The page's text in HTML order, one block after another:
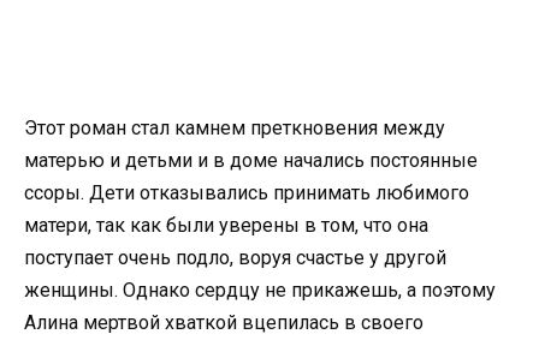
Этот роман стал камнем преткновения между
матерью и детьми и в доме начались постоянные
ссоры. Дети отказывались принимать любимого
матери, так как были уверены в том, что она
поступает очень подло, воруя счастье у другой
женщины. Однако сердцу не прикажешь, а поэтому
Алина мертвой хваткой вцепилась в своего